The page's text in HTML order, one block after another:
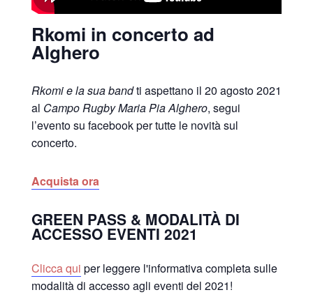
Rkomi in concerto ad
Alghero
Rkomi e la sua bandti aspettano il 20 agosto 2021
al Campo Rugby Maria Pia Alghero, segui
l’evento su facebook per tutte le novità sul
concerto.
Acquista ora
GREEN PASS & MODALITÀ DI
ACCESSO EVENTI 2021
Clicca qui per leggere l'informativa completa sulle
modalità di accesso agli eventi del 2021!